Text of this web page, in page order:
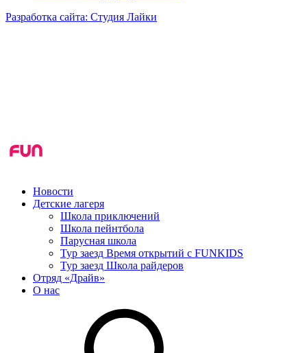
Разработка сайта: Студия Лайки
Новости
Детские лагеря
Школа приключений
Школа пейнтбола
Парусная школа
Тур заезд Время открытий с FUNKIDS
Тур заезд Школа райдеров
Отряд «Драйв»
О нас